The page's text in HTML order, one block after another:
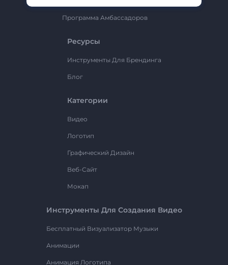
Программа Амбассадоров
Ресурсы
Инструменты Для Брендинга
Блог
Категории
Видео
Логотип
Графический Дизайн
Веб-Сайт
Мокап
Инструменты Для Создания Видео
Бесплатный Визуализатор Музыки
Анимации
Анимация Логотипа